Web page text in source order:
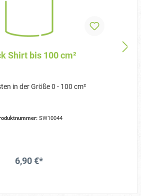
Shirt bis 100 cm²
Druckkosten in der Größe 0 - 100 cm²
SW10044
6,90 €*